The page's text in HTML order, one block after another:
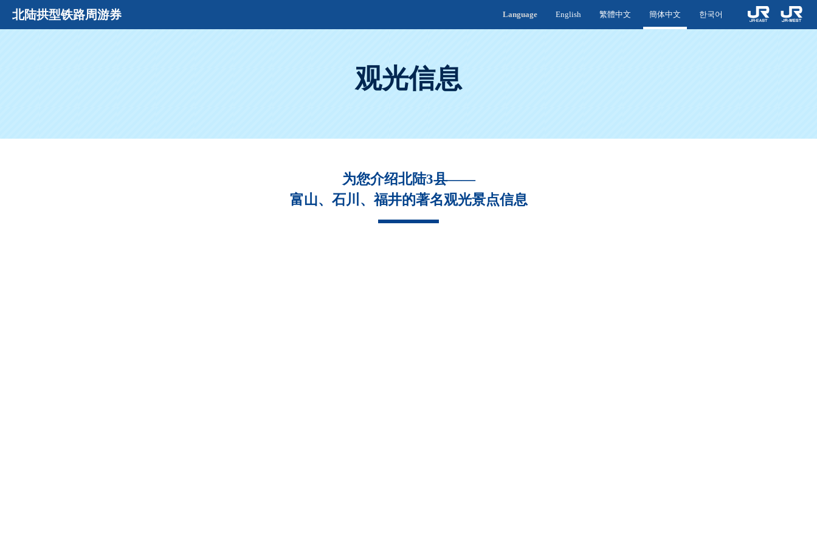
北陆拱型铁路周游券 Language English 繁體中文 簡体中文 한국어
观光信息
为您介绍北陆3县——
富山、石川、福井的著名观光景点信息